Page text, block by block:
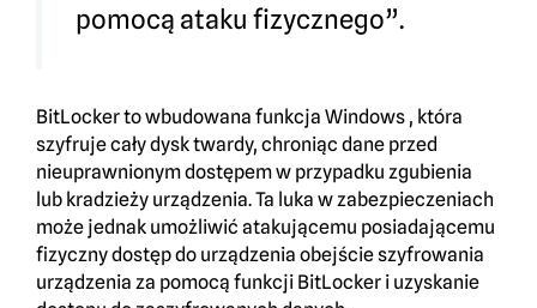
pomocą ataku fizycznego”.
BitLocker to wbudowana funkcja Windows , która
szyfruje cały dysk twardy, chroniąc dane przed
nieuprawnionym dostępem w przypadku zgubienia
lub kradzieży urządzenia. Ta luka w zabezpieczeniach
może jednak umożliwić atakującemu posiadającemu
fizyczny dostęp do urządzenia obejście szyfrowania
urządzenia za pomocą funkcji BitLocker i uzyskanie